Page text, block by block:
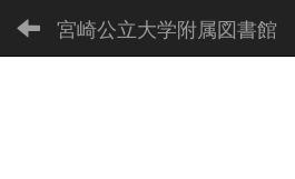
宮崎公立大学附属図書館